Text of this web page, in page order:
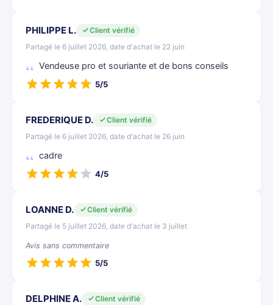
PHILIPPE L.
Client vérifié
Partagé le 6 juillet 2026, date d'achat le 22 juin
Vendeuse pro et souriante et de bons conseils
5/5
FREDERIQUE D.
Client vérifié
Partagé le 6 juillet 2026, date d'achat le 26 juin
cadre
4/5
LOANNE D.
Client vérifié
Partagé le 5 juillet 2026, date d'achat le 3 juillet
Avis sans commentaire
5/5
DELPHINE A.
Client vérifié